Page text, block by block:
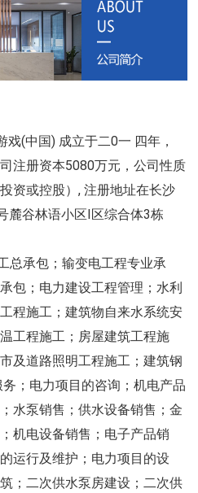
(中国) 成立于二0一 四年，
注册资本5080万元 ，公司性质
资或控股）, 注册地址在长沙
麓谷林语小区I区综合体3栋
承包；输变电工程专业承
包；电力建设工程管理；水利
程施工；建筑物自来水系统安
工程施工；房屋建筑工程施
及道路照明工程施工；建筑钢
；电力项目的咨询；机电产品
水泵销售；供水设备销售；金
机电设备销售；电子产品销
运行及维护；电力项目的设
；二次供水泵房建设；二次供